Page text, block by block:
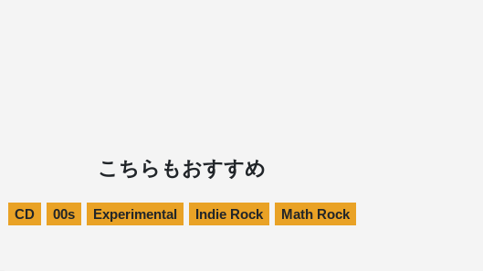
こちらもおすすめ
CD 00s Experimental Indie Rock Math Rock